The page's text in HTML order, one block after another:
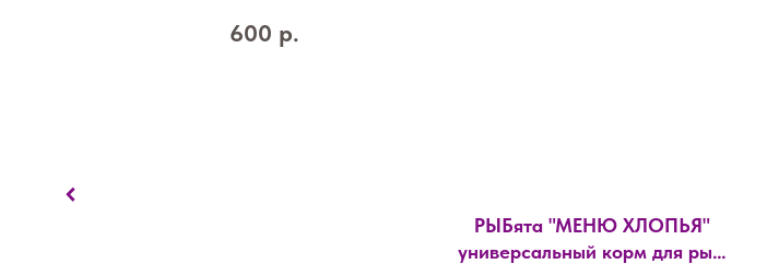
20116717
600 р.
РЫБята "МЕНЮ ХЛОПЬЯ"
универсальный корм для рыб,